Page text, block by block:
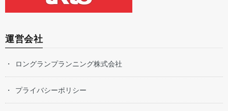
運営会社
ロングランプランニング株式会社
プライバシーポリシー